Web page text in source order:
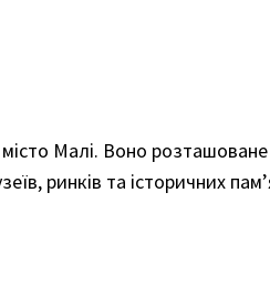
Малі. Воно
ринків та історичних